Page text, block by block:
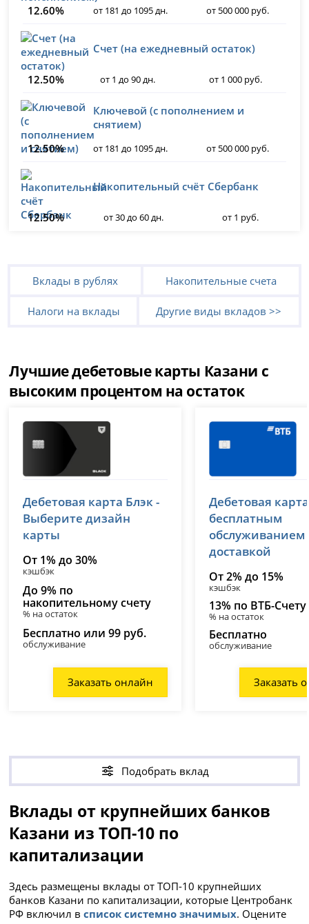
12.60% от 181 до 1095 дн. от 500 000 руб.
Счет (на ежедневный остаток)
12.50% от 1 до 90 дн. от 1 000 руб.
Ключевой (с пополнением и
снятием)
12.50%
от 181 до 1095 дн. от 500 000 руб.
Накопительный счёт Сбербанк
12.50% от 30 до 60 дн. от 1 руб.
Вклады в рублях Накопительные счета
Налоги на вклады Другие виды вкладов >>
Лучшие дебетовые карты Казани с
высоким процентом на остаток
лицензия № 2673
Дебетовая карта Блэк -
Выберите дизайн
карты
От 1% до 30%
кэшбэк
До 9% по
накопительному счету
% на остаток
Бесплатно или 99 руб.
обслуживание
Заказать онлайн
лицензия № 1000
Дебетовая
бесплатным
обслуживанием
доставкой
От 2% до 15%
кэшбэк
13% по ВТБ-Счету
% на остаток
Бесплатно
обслуживание
Заказать
Подобрать вклад
Вклады от крупнейших банков
Казани из ТОП-10 по
капитализации
Здесь размещены вклады от ТОП-10 крупнейших
банков Казани по капитализации, которые Центробанк
РФ включил всписок системно значимых. Оцените